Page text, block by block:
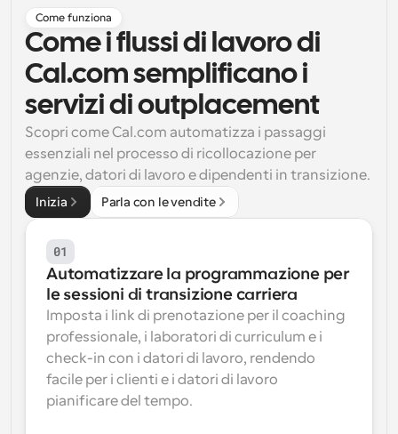
Programmazione potenziata con chiamate
supportate dall'IA
Flussi di lavoro
Automatizzare la pianificazione e i promemoria
Blog
Rimani aggiornato con le ultime notizie e aggiornamenti
Riunioni Instantanee
Incontrare i clienti in pochi minuti
Link di Gruppo Dinamico
Prenota senza sforzo riunioni con più persone
Webhook
Ricevi una notifica quando succede qualcosa
Come funziona
Come i flussi di lavoro di
Cal.com semplificano i
servizi di outplacement
Scopri come Cal.com automatizza i passaggi
essenziali nel processo di ricollocazione per
agenzie, datori di lavoro e dipendenti in transizione.
Inizia Parla con le vendite
01
Automatizzare la programmazione per
le sessioni di transizione carriera
Imposta i link di prenotazione per il coaching
professionale, i laboratori di curriculum e i
check-in con i datori di lavoro, rendendo
facile per i clienti e i datori di lavoro
pianificare del tempo.